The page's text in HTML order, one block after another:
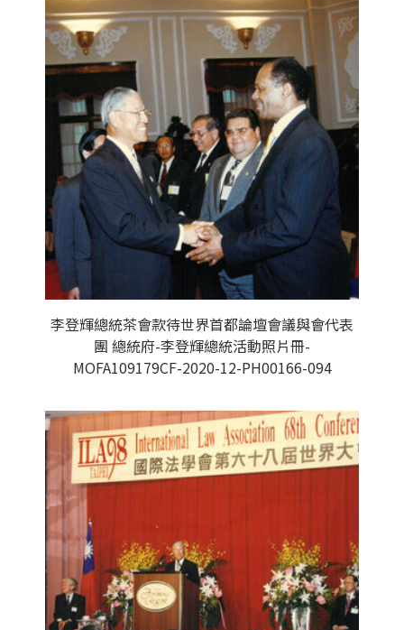
李登輝總統茶會款待世界首都論壇會議與會代表
團 總統府-李登輝總統活動照片冊-
MOFA109179CF-2020-12-PH00166-094